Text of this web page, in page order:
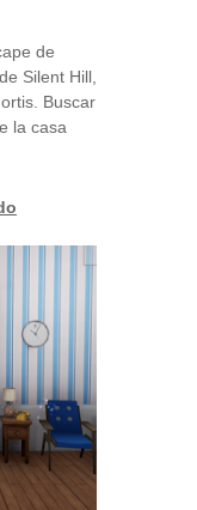
de
Silent Hill,
Buscar
la casa